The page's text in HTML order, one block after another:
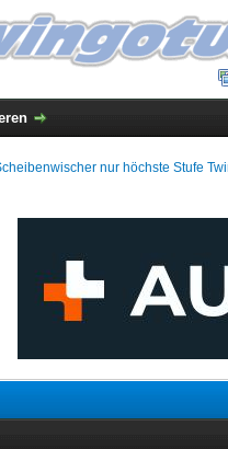
nur höchste Stufe